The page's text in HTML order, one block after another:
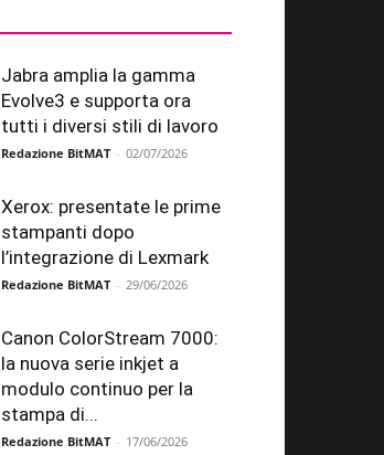
Jabra amplia la gamma
Evolve3 e supporta ora
tutti i diversi stili di lavoro
Redazione BitMAT - 02/07/2026
Xerox: presentate le prime
stampanti dopo
l’integrazione di Lexmark
Redazione BitMAT - 29/06/2026
Canon ColorStream 7000:
la nuova serie inkjet a
modulo continuo per la
stampa di...
Redazione BitMAT - 17/06/2026